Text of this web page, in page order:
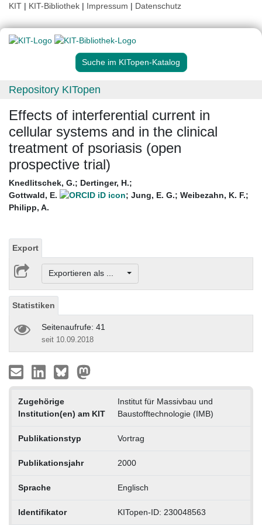
KIT | KIT-Bibliothek | Impressum | Datenschutz
Suche im KITopen-Katalog
Repository KITopen
Effects of interferential current in
cellular systems and in the clinical
treatment of psoriasis (open
prospective trial)
Knedlitschek, G.; Dertinger, H.;
Gottwald, E.
; Jung, E. G.; Weibezahn, K. F.;
Philipp, A.
Export
Exportieren als ...
Statistiken
Seitenaufrufe: 41
seit 10.09.2018
Zugehörige
Institution(en) am KIT
Institut für Massivbau und
Baustofftechnologie (IMB)
Publikationstyp Vortrag
Publikationsjahr 2000
Sprache Englisch
Identifikator KITopen-ID: 230048563